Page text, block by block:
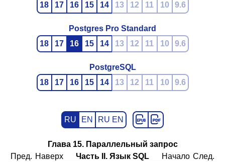
18
17 16 15 14 13 12 11 10 9.6
Postgres Pro Standard
18
17 16 15 14 13 12 11 10 9.6
PostgreSQL
18
17 16 15 14 13 12 11 10 9.6
RU EN RU EN
Глава 15. Параллельный запрос
Пред. Наверх Часть II. Язык SQL Начало След.